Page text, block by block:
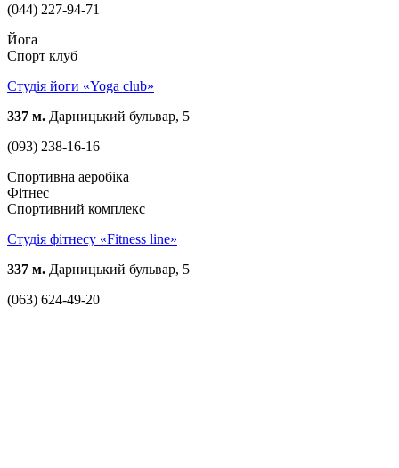
(044) 227-94-71
Йога
Спорт клуб
Студія йоги «Yoga club»
337 м. Дарницький бульвар, 5
(093) 238-16-16
Спортивна аеробіка
Фітнес
Спортивний комплекс
Студія фітнесу «Fitness line»
337 м. Дарницький бульвар, 5
(063) 624-49-20